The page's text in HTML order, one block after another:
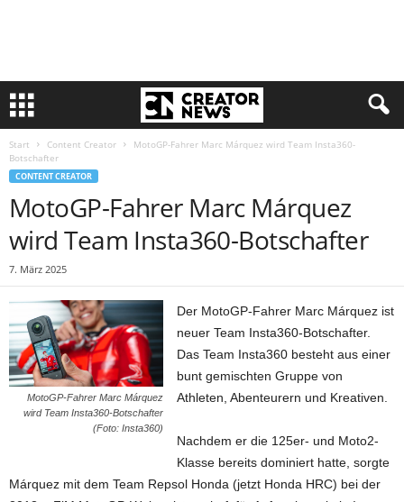
Start Content Creator
MotoGP-Fahrer Marc Márquez wird Team Insta360-
Botschafter
CONTENT CREATOR
MotoGP-Fahrer Marc Márquez
wird Team Insta360-Botschafter
7. März 2025
MotoGP-Fahrer Marc Márquez
wird Team Insta360-Botschafter
(Foto: Insta360)
Der MotoGP-Fahrer Marc Márquez ist
neuer Team Insta360-Botschafter.
Das Team Insta360 besteht aus einer
bunt gemischten Gruppe von
Athleten, Abenteurern und Kreativen.
Nachdem er die 125er- und Moto2-
Klasse bereits dominiert hatte, sorgte
Márquez mit dem Team Repsol Honda (jetzt Honda HRC) bei der